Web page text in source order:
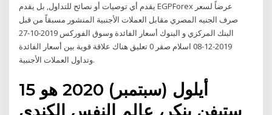
يقدم أي توصيات أو نصائح للتداول, بل يقدم EGPForex عرضاً لسعر
صرف الجنيه المصري مقابل العملات الأجنبية المنشور مسبقاً من قبل
البنك المركزي و البنوك أسعار الفائدة وسوق الفوركس 2019-10-27
2019-12-08 اسلام صقر 0 تعليق هناك علاقة قوية بين أسعار الفائدة
وتداول العملات الأجنبية.
15 أيلول (سبتمبر) 2020 هو
ستيفن بنكر، عالم النفس الكندي